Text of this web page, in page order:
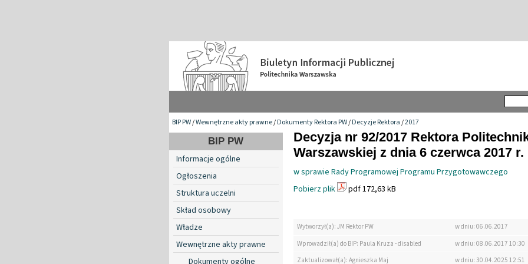
BIP PW/Wewnętrzne akty prawne/Dokumenty Rektora PW/Decyzje Rektora/2017
BIP PW
Informacje ogólne
Ogłoszenia
Struktura uczelni
Skład osobowy
Władze
Wewnętrzne akty prawne
Dokumenty ogólne
Decyzja nr 92/2017 Rektora
Warszawskiej z dnia 6 czerwca 2017 r.
w sprawie Rady Programowej Programu Przygotowawczego
Pobierz plik
pdf 172,63 kB
Wytworzył(a): JM Rektor PW
w dniu: 06.06.2017
Wprowadził(a) do BIP: Paula Kruza - disabled
w dniu: 08.06.2017 10:30
Zaktualizował(a): Agnieszka Maj
w dniu: 30.04.2025 12:51